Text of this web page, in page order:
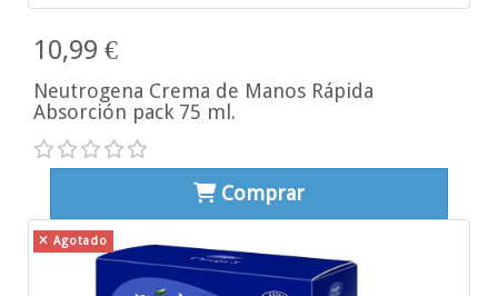
10,99 €
Neutrogena Crema de Manos Rápida
Absorción pack 75 ml.
Comprar
Agotado